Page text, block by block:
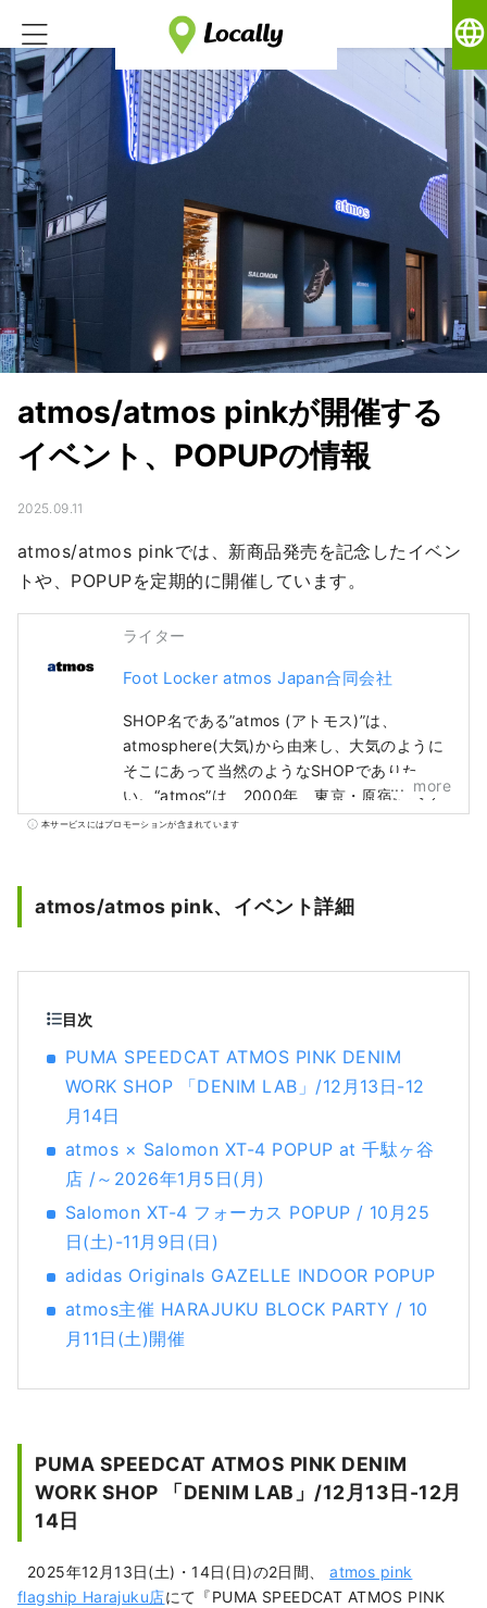
language
atmos/atmos pinkが開催する
イベント、POPUPの情報
2025.09.11
atmos/atmos pinkでは、新商品発売を記念したイベン
トや、POPUPを定期的に開催しています。
ライター
Foot Locker atmos Japan合同会社
SHOP名である”atmos (アトモス)”は、
atmosphere(大気)から由来し、大気のように
そこにあって当然のようなSHOPでありた
い。“atmos”は、2000年、東京・原宿にヘッ
ドショップをオープン。ファッションとして
ラボレーションやエクスクルーシブモデルを
はじめ、最新プロダクトのテストローンチや
ャーを世界に向けて発信しています。
more
本サービスにはプロモーションが含まれています
atmos/atmos pink、イベント詳細
目次
PUMA SPEEDCAT ATMOS PINK DENIM
WORK SHOP 「DENIM LAB」/12月13日-12
月14日
atmos × Salomon XT-4 POPUP at 千駄ヶ谷
店 /～2026年1月5日(月)
Salomon XT-4 フォーカス POPUP / 10月25
日(土)-11月9日(日)
adidas Originals GAZELLE INDOOR POPUP
atmos主催 HARAJUKU BLOCK PARTY / 10
月11日(土)開催
PUMA SPEEDCAT ATMOS PINK DENIM
WORK SHOP 「DENIM LAB」/12月13日-12月
14日
2025年12月13日(土)・14日(日)の2日間、atmos pink
flagship Harajuku店にて『PUMA SPEEDCAT ATMOS PINK